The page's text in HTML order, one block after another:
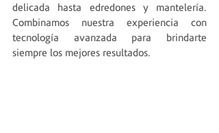
delicada hasta edredones y mantelería.
Combinamos nuestra experiencia con
tecnología avanzada para brindarte
siempre los mejores resultados.